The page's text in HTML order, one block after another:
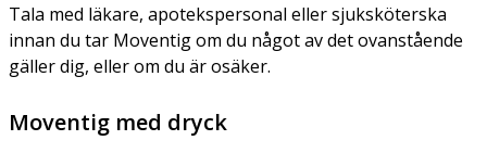
Tala med läkare, apotekspersonal eller sjuksköterska
innan du tar Moventig om du något av det ovanstående
gäller dig, eller om du är osäker.
Moventig med dryck